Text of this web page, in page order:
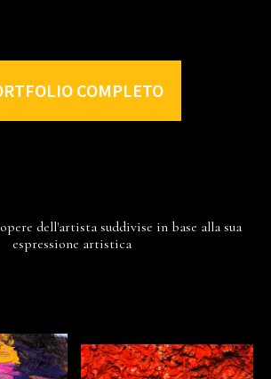
COMPLETO
dell'artista suddivise in base alla sua
espressione artistica